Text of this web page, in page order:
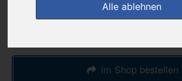
Alle ablehnen
im Shop bestellen